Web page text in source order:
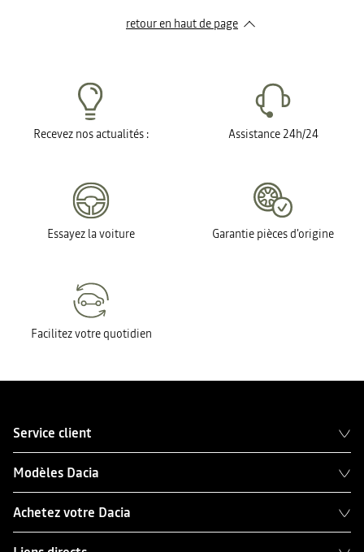
retour en haut de page​
Recevez nos actualités : Assistance 24h/24
Essayez la voiture Garantie pièces d'origine
Facilitez votre quotidien
Service client
Modèles Dacia
Achetez votre Dacia